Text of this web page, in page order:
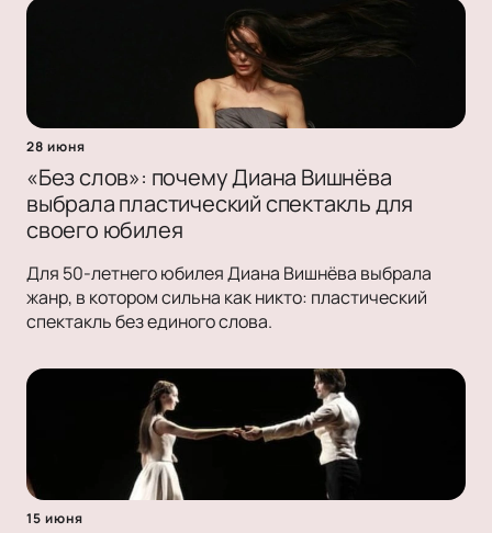
28 июня
«Без слов»: почему Диана Вишнёва
выбрала пластический спектакль для
своего юбилея
Для 50-летнего юбилея Диана Вишнёва выбрала
жанр, в котором сильна как никто: пластический
спектакль без единого слова.
15 июня